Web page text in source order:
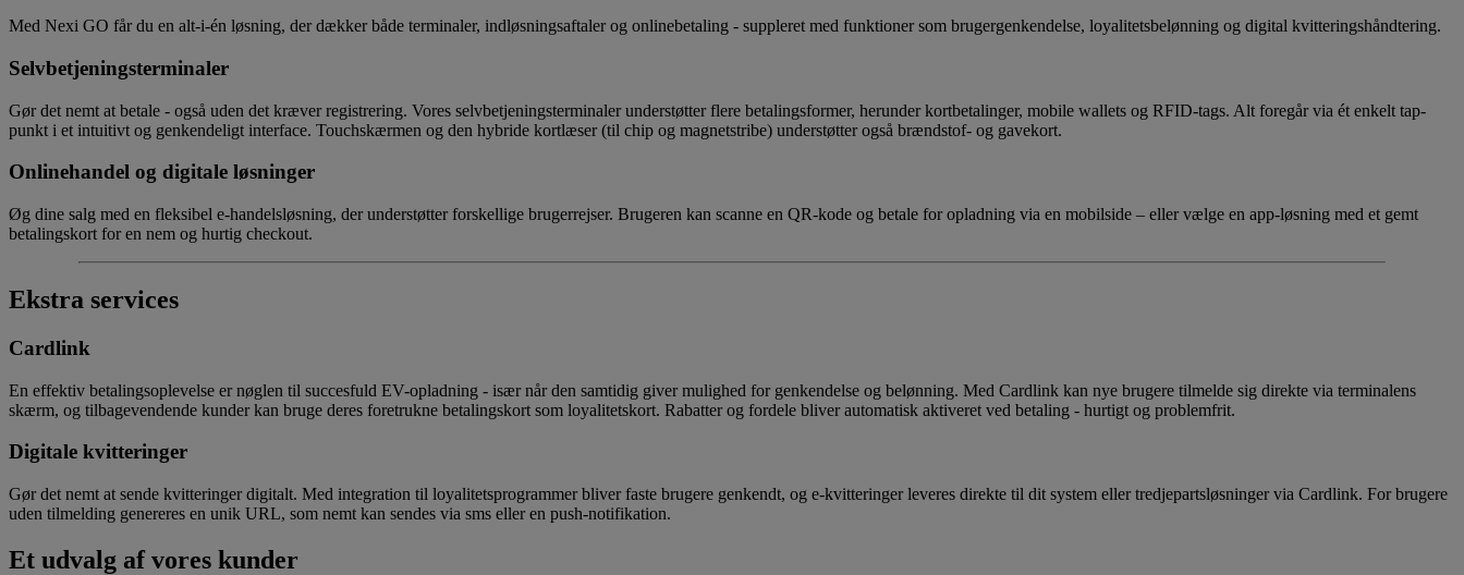
Med Nexi GO får du en alt-i-én løsning, der dækker både terminaler, indløsningsaftaler og onlinebetaling - suppleret med funktioner som brugergenkendelse, loyalitetsbelønning og digital kvitteringshåndtering.
Selvbetjeningsterminaler
Gør det nemt at betale - også uden det kræver registrering. Vores selvbetjeningsterminaler understøtter flere betalingsformer, herunder kortbetalinger, mobile wallets og RFID-tags. Alt foregår via ét enkelt tap-
punkt i et intuitivt og genkendeligt interface. Touchskærmen og den hybride kortlæser (til chip og magnetstribe) understøtter også brændstof- og gavekort.
Onlinehandel og digitale løsninger
Øg dine salg med en fleksibel e-handelsløsning, der understøtter forskellige brugerrejser. Brugeren kan scanne en QR-kode og betale for opladning via en mobilside – eller vælge en app-løsning med et gemt
betalingskort for en nem og hurtig checkout.
Ekstra services
Cardlink
En effektiv betalingsoplevelse er nøglen til succesfuld EV-opladning - især når den samtidig giver mulighed for genkendelse og belønning. Med Cardlink kan nye brugere tilmelde sig direkte via terminalens
skærm, og tilbagevendende kunder kan bruge deres foretrukne betalingskort som loyalitetskort. Rabatter og fordele bliver automatisk aktiveret ved betaling - hurtigt og problemfrit.
Digitale kvitteringer
Gør det nemt at sende kvitteringer digitalt. Med integration til loyalitetsprogrammer bliver faste brugere genkendt, og e-kvitteringer leveres direkte til dit system eller tredjepartsløsninger via Cardlink. For brugere
uden tilmelding genereres en unik URL, som nemt kan sendes via sms eller en push-notifikation.
Et udvalg af vores kunder